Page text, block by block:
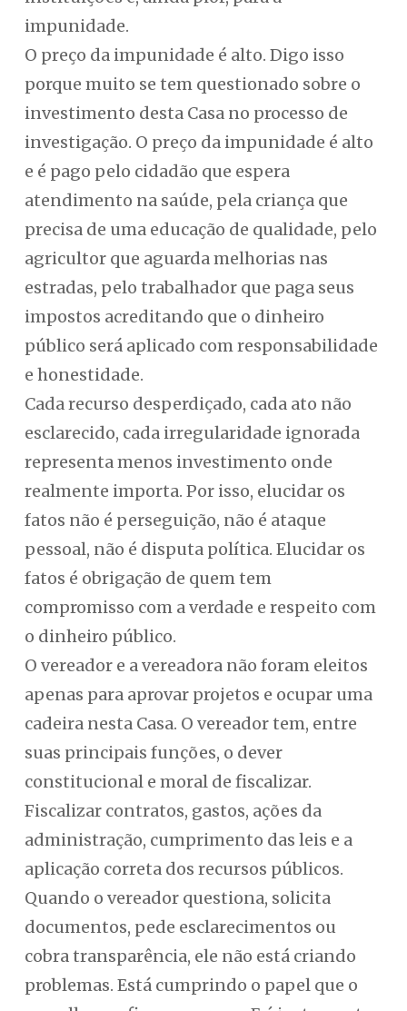
impunidade.
O preço da impunidade é alto. Digo isso
porque muito se tem questionado sobre o
investimento desta Casa no processo de
investigação. O preço da impunidade é alto
e é pago pelo cidadão que espera
atendimento na saúde, pela criança que
precisa de uma educação de qualidade, pelo
agricultor que aguarda melhorias nas
estradas, pelo trabalhador que paga seus
impostos acreditando que o dinheiro
público será aplicado com responsabilidade
e honestidade.
Cada recurso desperdiçado, cada ato não
esclarecido, cada irregularidade ignorada
representa menos investimento onde
realmente importa. Por isso, elucidar os
fatos não é perseguição, não é ataque
pessoal, não é disputa política. Elucidar os
fatos é obrigação de quem tem
compromisso com a verdade e respeito com
o dinheiro público.
O vereador e a vereadora não foram eleitos
apenas para aprovar projetos e ocupar uma
cadeira nesta Casa. O vereador tem, entre
suas principais funções, o dever
constitucional e moral de fiscalizar.
Fiscalizar contratos, gastos, ações da
administração, cumprimento das leis e a
aplicação correta dos recursos públicos.
Quando o vereador questiona, solicita
documentos, pede esclarecimentos ou
cobra transparência, ele não está criando
problemas. Está cumprindo o papel que o